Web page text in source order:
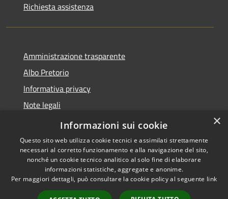
Richiesta assistenza
Amministrazione trasparente
Albo Pretorio
Informativa privacy
Note legali
Dichiarazione di accessibilità
Accessibilità
Copyright © 2026 • Comune di
Loano • Powered by
×
Informazioni sui cookie
Questo sito web utilizza cookie tecnici e assimilati strettamente
necessari al corretto funzionamento e alla navigazione del sito,
nonché un cookie tecnico analitico al solo fine di elaborare
informazioni statistiche, aggregate e anonime.
Per maggiori dettagli, può consultare la cookie policy al seguente link